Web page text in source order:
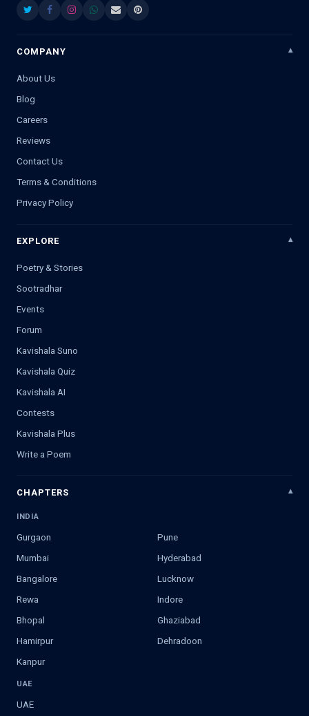
COMPANY
About Us
Blog
Careers
Reviews
Contact Us
Terms & Conditions
Privacy Policy
EXPLORE
Poetry & Stories
Sootradhar
Events
Forum
Kavishala Suno
Kavishala Quiz
Kavishala AI
Contests
Kavishala Plus
Write a Poem
CHAPTERS
INDIA
Gurgaon
Pune
Mumbai
Hyderabad
Bangalore
Lucknow
Rewa
Indore
Bhopal
Ghaziabad
Hamirpur
Dehradoon
Kanpur
UAE
UAE